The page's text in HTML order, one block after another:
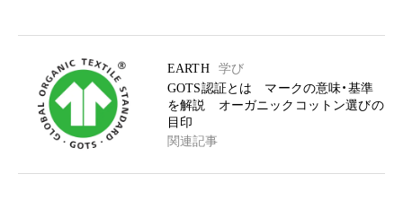
EARTH
学び
GOTS認証とは マークの意味・基準
を解説 オーガニックコットン選びの
目印
関連記事